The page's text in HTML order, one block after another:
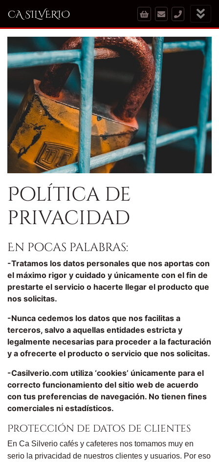
CA SILVERIO
Política de
privacidad
En pocas palabras:
-Tratamos los datos personales que nos aportas con
el máximo rigor y cuidado y únicamente con el fin de
prestarte el servicio o hacerte llegar el producto que
nos solicitas.
-Nunca cedemos los datos que nos facilitas a
terceros, salvo a aquellas entidades estricta y
legalmente necesarias para proceder a la facturación
y a ofrecerte el producto o servicio que nos solicitas.
-Casilverio.com utiliza ‘cookies’ únicamente para el
correcto funcionamiento del sitio web de acuerdo
con tus preferencias de navegación. No tienen fines
comerciales ni estadísticos.
Protección de datos de clientes
En Ca Silverio cafés y cafeteres nos tomamos muy en
serio la privacidad de nuestros clientes y usuarios. Por eso